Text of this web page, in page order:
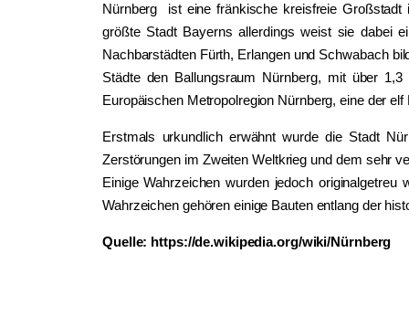
Nürnberg ist eine fränkische kreisfreie
größte Stadt Bayerns allerdings weist sie dabei
Nachbarstädten Fürth, Erlangen und Schwabach
Städte den Ballungsraum Nürnberg, mit über
Europäischen Metropolregion Nürnberg, eine der
Erstmals urkundlich erwähnt wurde die Stadt
Zerstörungen im Zweiten Weltkrieg und dem sehr
Einige Wahrzeichen wurden jedoch
Wahrzeichen gehören einige Bauten entlang der
Quelle: https://de.wikipedia.org/wiki/Nürnberg